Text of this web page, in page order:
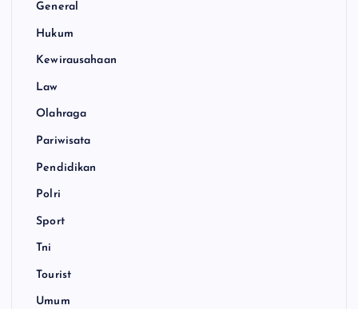
General
Hukum
Kewirausahaan
Law
Olahraga
Pariwisata
Pendidikan
Polri
Sport
Tni
Tourist
Umum